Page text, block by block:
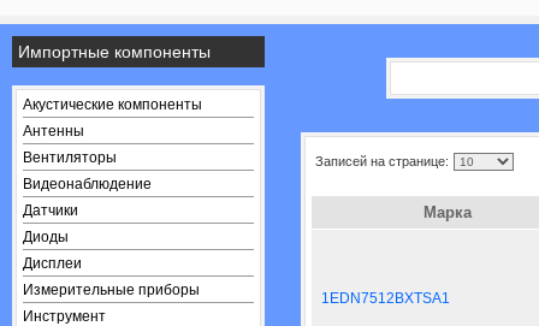
Импортные компоненты
Акустические компоненты
Антенны
Вентиляторы
Видеонаблюдение
Датчики
Диоды
Дисплеи
Измерительные приборы
Инструмент
Записей на странице:
Марка
1EDN7512BXTSA1